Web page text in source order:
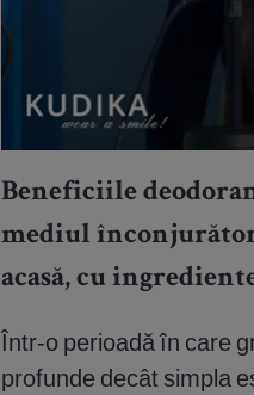
Beneficiile
mediul
acasă, cu
Într-o perioadă în care
profunde decât simpla